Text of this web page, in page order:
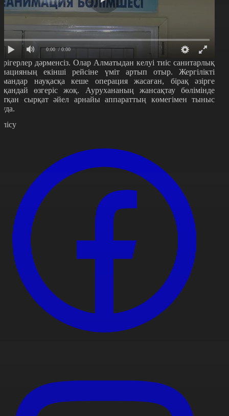
0:00 / 0:00
дәрменсіз. Олар Алматыдан келуі тиіс санитарлық
екінші рейсіне үміт артып отыр. Жергілікті
науқасқа кеше операция жасаған, бірақ әзірге
өзгеріс жоқ. Аурухананың жансақтау бөлімінде
сырқат әйел арнайы аппараттың көмегімен тыныс